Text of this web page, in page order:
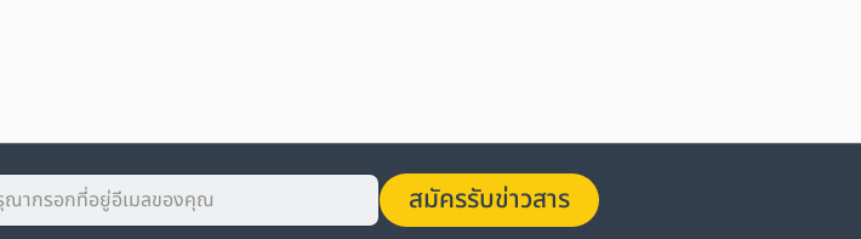
สมัครรับข่าวสาร